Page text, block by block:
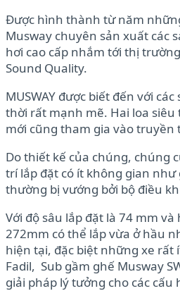
Được hình thành từ năm
Musway chuyên sản xuất các
hơi cao cấp nhắm tới thị
Sound Quality.
MUSWAY được biết đến với
thời rất mạnh mẽ. Hai loa siêu
mới cũng tham gia vào truyền
Do thiết kế của chúng, chúng
trí lắp đặt có ít không gian như
thường bị vướng bởi bộ điều
Với độ sâu lắp đặt là 74 mm
272mm có thể lắp vừa ở hầu
hiện tại, đặc biệt những xe rất
Fadil, Sub gầm ghế Musway
giải pháp lý tưởng cho các cấu